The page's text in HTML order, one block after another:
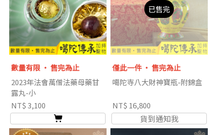
數量有限 ‧ 售完為止
2023年法會萬僧法藥母藥甘
露丸-小
NT$ 3,100
已售完
僅此一件 ‧ 售完為止
噶陀寺八大財神寶瓶-附錦盒
NT$ 16,800
貨到通知我